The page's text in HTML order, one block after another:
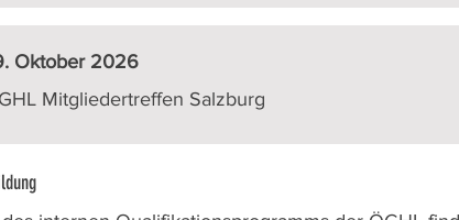
Oktober 2026
Mitgliedertreffen Salzburg